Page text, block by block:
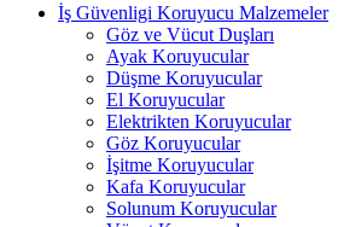
İş Güvenligi Koruyucu Malzemeler
Göz ve Vücut Duşları
Ayak Koruyucular
Düşme Koruyucular
El Koruyucular
Elektrikten Koruyucular
Göz Koruyucular
İşitme Koruyucular
Kafa Koruyucular
Solunum Koruyucular